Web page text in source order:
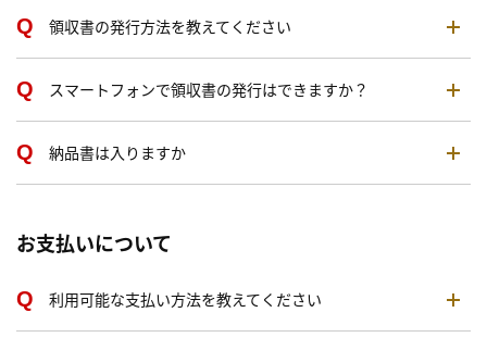
領収書の発行方法を教えてください
スマートフォンで領収書の発行はできますか？
納品書は入りますか
お支払いについて
利用可能な支払い方法を教えてください